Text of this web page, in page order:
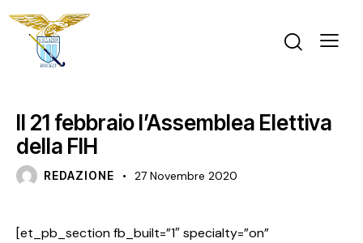
Il 21 febbraio l’Assemblea Elettiva
della FIH
REDAZIONE 27 Novembre 2020
[et_pb_section fb_built=”1″ specialty=”on”